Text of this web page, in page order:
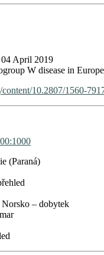
04 April 2019
W disease in
10.2807/1560-
(Paraná)
– dobytek